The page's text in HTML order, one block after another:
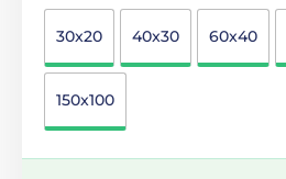
30x20 40x30 60x40
150x100